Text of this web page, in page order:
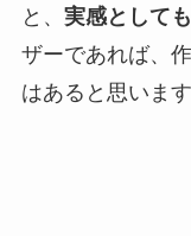
と、 実感として
ザーであれば、
はあると思います